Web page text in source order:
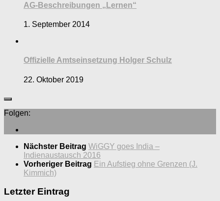
AG-Beschreibungen „Lernen“
1. September 2014
Offizielle Amtseinsetzung Holger Schulz
22. Oktober 2019
Folgen:
Nächster Beitrag WiGGY goes India –
Indienaustausch 2016
Vorheriger Beitrag Ein Aufstieg ohne Grenzen (J.
Kimmich)
Letzter Eintrag